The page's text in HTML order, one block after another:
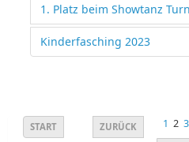
1. Platz beim Showtanz
Kinderfasching 2023
START ZURÜCK 1 2 3